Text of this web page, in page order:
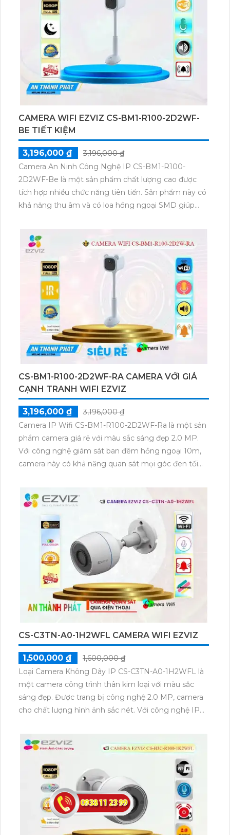
CAMERA WIFI EZVIZ CS-BM1-R100-2D2WF-
BE TIẾT KIỆM
3,196,000 ₫
3,196,000 ₫
Camera An Ninh Công Nghệ IP CS-BM1-R100-
2D2WF-Be là một sản phẩm chất lượng cao được
tích hợp nhiều chức năng tiên tiến. Sản phẩm này có
khả năng thu âm và có loa hồng ngoại SMD giúp
nghệ hồng ngoại SMD tiên tiến, camera này cho
phép quay phim trong điều kiện thiếu sáng mà vẫn
cho chất lượng hình ảnh tốt. Được trang bị cảm biến
CMOS trung thực, camera hiển thị hình ảnh màu sắc
trung thực và rõ ràng hơn. Đặc biệt, với khả năng
hồng ngoại 10m, camera này cho phép quan sát
trong điều kiện ánh sáng yếu hoặc ban đêm, mang
lại hình ảnh sắc nét và chi tiết.
CS-BM1-R100-2D2WF-RA CAMERA VỚI GIÁ
CẠNH TRANH WIFI EZVIZ
3,196,000 ₫
3,196,000 ₫
Camera IP Wifi CS-BM1-R100-2D2WF-Ra là một sản
phẩm camera giá rẻ với màu sắc sáng đẹp 2.0 MP.
Với công nghệ giám sát ban đêm hồng ngoại 10m,
camera này có khả năng quan sát mọi góc đen tối
Đặc biệt, công nghệ cập nhật mới nhất của camera
là IP Wifi, cho phép truyền tải hình ảnh qua mạng
một cách dễ dàng và nhanh chóng. Hơn nữa, camera
còn được trang bị công nghệ Hồng Ngoại Smart IR
Chắc Chắn Cube, giúp thu lại âm thanh rõ ràng và loa
chất lượng cao.
Tóm lại, Camera IP Wifi CS-BM1-R100-2D2WF-Ra
không chỉ có giá thành rẻ mà còn mang lại những ưu
điểm đáng quan tâm như thu âm và loa chất lượng
cao, công nghệ hồng ngoại tiên tiến và khả năng
tốt cho việc giám sát và bảo vệ nhà cửa hay công ty
của bạn.
CS-C3TN-A0-1H2WFL CAMERA WIFI EZVIZ
1,500,000 ₫
1,600,000 ₫
Loại Camera Không Dây IP CS-C3TN-A0-1H2WFL là
một camera công trình thân kim loại với màu sắc
sáng đẹp. Được trang bị công nghệ 2.0 MP, camera
cho chất lượng hình ảnh sắc nét. Với công nghệ IP
dùng dễ dàng giám sát từ xa. Đặc biệt, camera này
còn có khả năng xem ban đêm với hồng ngoại 30m,
mở rộng khả năng giám sát vào ban đêm. Chất
lượng màu sắc của hình ảnh ban đêm cũng được
đảm bảo, mang lại trải nghiệm giám sát tốt mọi lúc.